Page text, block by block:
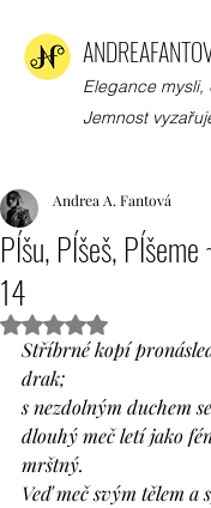
Elegance
Jemnost
PÍšu, PÍšeš,
14
Andrea A. Fantová
Hodnoceno NaN z 5
Stříbrné kopí
drak;
s nezdolným duchem
dlouhý meč letí jako
mrštný.
Veď meč svým tělem a